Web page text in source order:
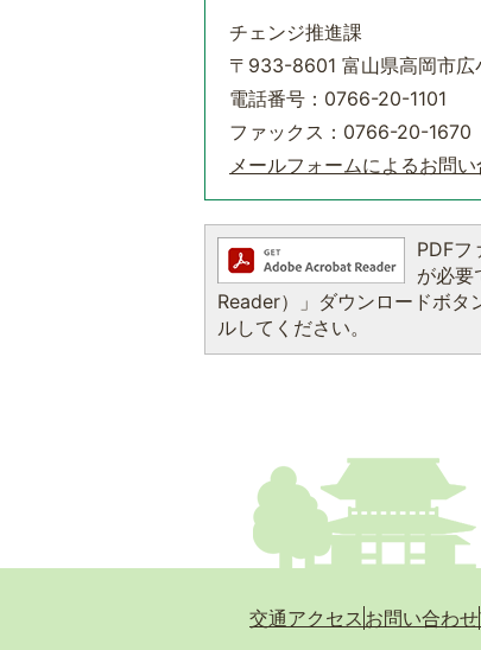
チェンジ推進課
〒933-8601 富山県高岡市
電話番号：0766-20-1101
ファックス：0766-20-1670
メールフォームによるお問
PDFフ
が必
Reader）」ダウンロードボタ
ルしてください。
交通アクセス お問い合わせ